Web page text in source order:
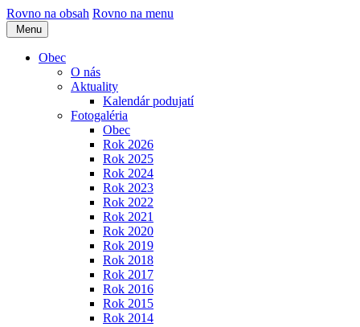
Rovno na obsah Rovno na menu
Menu
Obec
O nás
Aktuality
Kalendár podujatí
Fotogaléria
Obec
Rok 2026
Rok 2025
Rok 2024
Rok 2023
Rok 2022
Rok 2021
Rok 2020
Rok 2019
Rok 2018
Rok 2017
Rok 2016
Rok 2015
Rok 2014